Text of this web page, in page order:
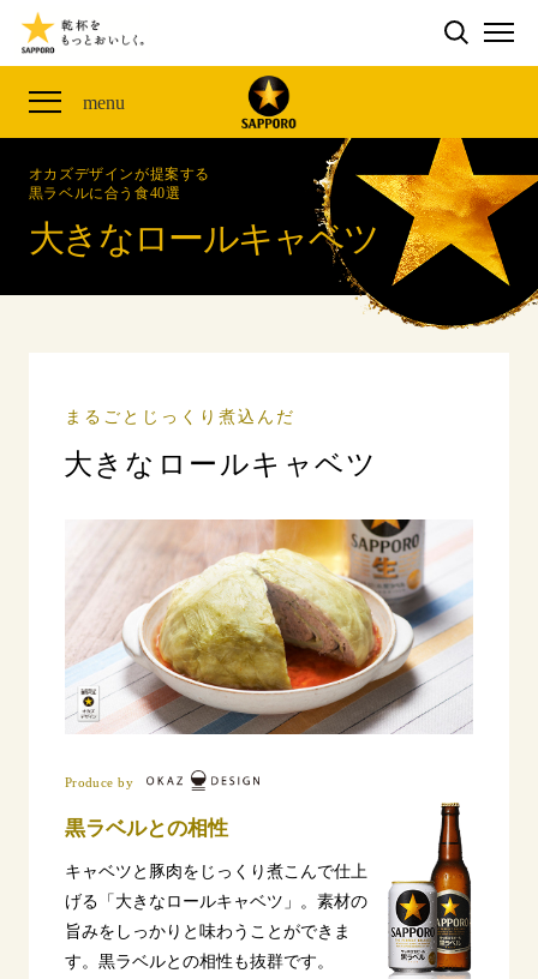
検索する
menu
THE PERFECT 黒ラベル WAGON 出展FES
THE PERFECT 黒ラベル WAGON -LIVE DRAFT-
ザ・パーフェクト黒ラベル アワード
「満天☆青空レストラン」コラボキャンペーン
山本由伸選手応援プロジェクト「GET A STAR
YOSHINOBU」
黒ラベル×『エヴァンゲリオン』30th Anniv.
定発売
サッポロ生ビール黒ラベル THE SHOP
「THE PERFECT BEER CELLAR」プレゼントキャン
ペーン
サッポロ生ビール黒ラベル
オカズデザインが提案する
ザ・パーフェクト黒ラベル
サッポロ生ビール黒ラベル THE BAR
ザ・パーフェクト黒ラベルが飲めるお店
CLUB 黒ラベル
オカズデザインが提案する
黒ラベルに合う食40選
大きなロールキャベツ
まるごとじっくり煮込んだ
大きなロールキャベツ
Produce by
黒ラベルとの相性
キャベツと豚肉をじっくり煮こんで仕上
げる「大きなロールキャベツ」。素材の
旨みをしっかりと味わうことができま
す。黒ラベルとの相性も抜群です。